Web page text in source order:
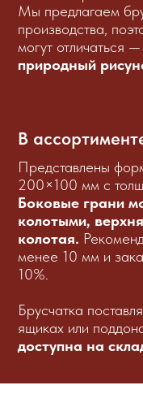
Мы предлагаем
производства,
могут отличаться —
природный
В
Представлены
200×100 мм с
Боковые грани
колотыми,
колотая.
менее 10 мм и
10%.
Брусчатка
ящиках или
доступна на